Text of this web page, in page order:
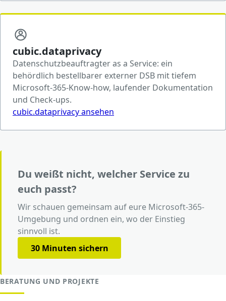
cubic.dataprivacy
Datenschutzbeauftragter as a Service: ein
behördlich bestellbarer externer DSB mit tiefem
Microsoft-365-Know-how, laufender Dokumentation
und Check-ups.
cubic.dataprivacy ansehen
Du weißt nicht, welcher Service zu
euch passt?
Wir schauen gemeinsam auf eure Microsoft-365-
Umgebung und ordnen ein, wo der Einstieg
sinnvoll ist.
30 Minuten sichern
BERATUNG UND PROJEKTE